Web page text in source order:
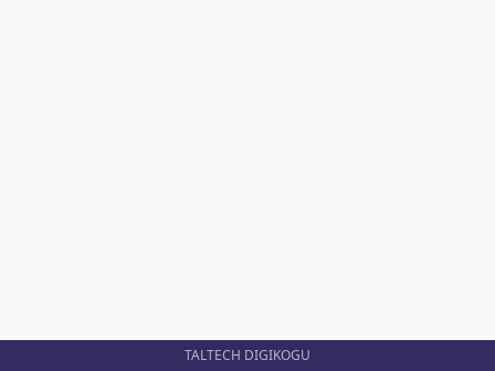
TALTECH DIGIKOGU